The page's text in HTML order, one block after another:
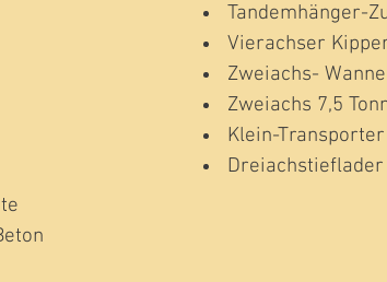
Tandemhänger-
Vierachser
Zweiachs-
Zweiachs 7,5
Klein-
Dreiachstieflader